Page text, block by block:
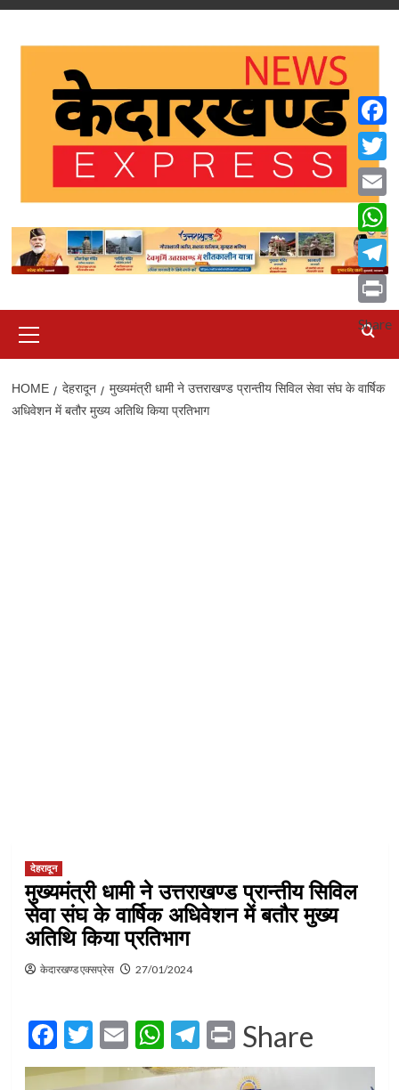
Skip
Menu
HOME देहरादून
मुख्यमंत्री धामी ने उत्तराखण्ड प्रान्तीय सिविल सेवा संघ के वार्षिक
अधिवेशन में बतौर मुख्य अतिथि किया प्रतिभाग
देहरादून
मुख्यमंत्री धामी ने उत्तराखण्ड प्रान्तीय सिविल
सेवा संघ के वार्षिक अधिवेशन में बतौर मुख्य
अतिथि किया प्रतिभाग
केदारखण्ड एक्सप्रेस 27/01/2024
Facebook
Twitter
EmailWhatsApp
Telegram
Print
Share
Email
Print
Share